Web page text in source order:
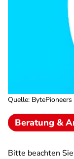
Quelle:
Beratung &
Bitte beachten